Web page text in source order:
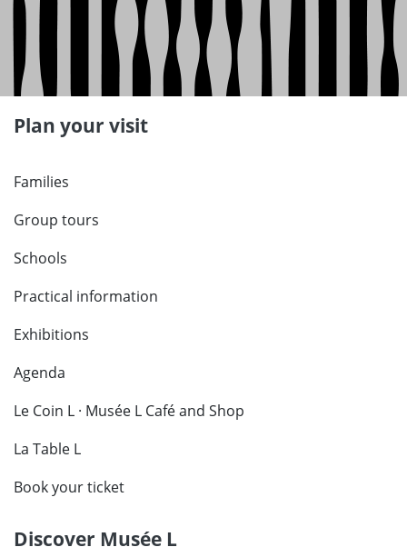
Plan your visit
Families
Group tours
Schools
Practical information
Exhibitions
Agenda
Le Coin L · Musée L Café and Shop
La Table L
Book your ticket
Discover Musée L